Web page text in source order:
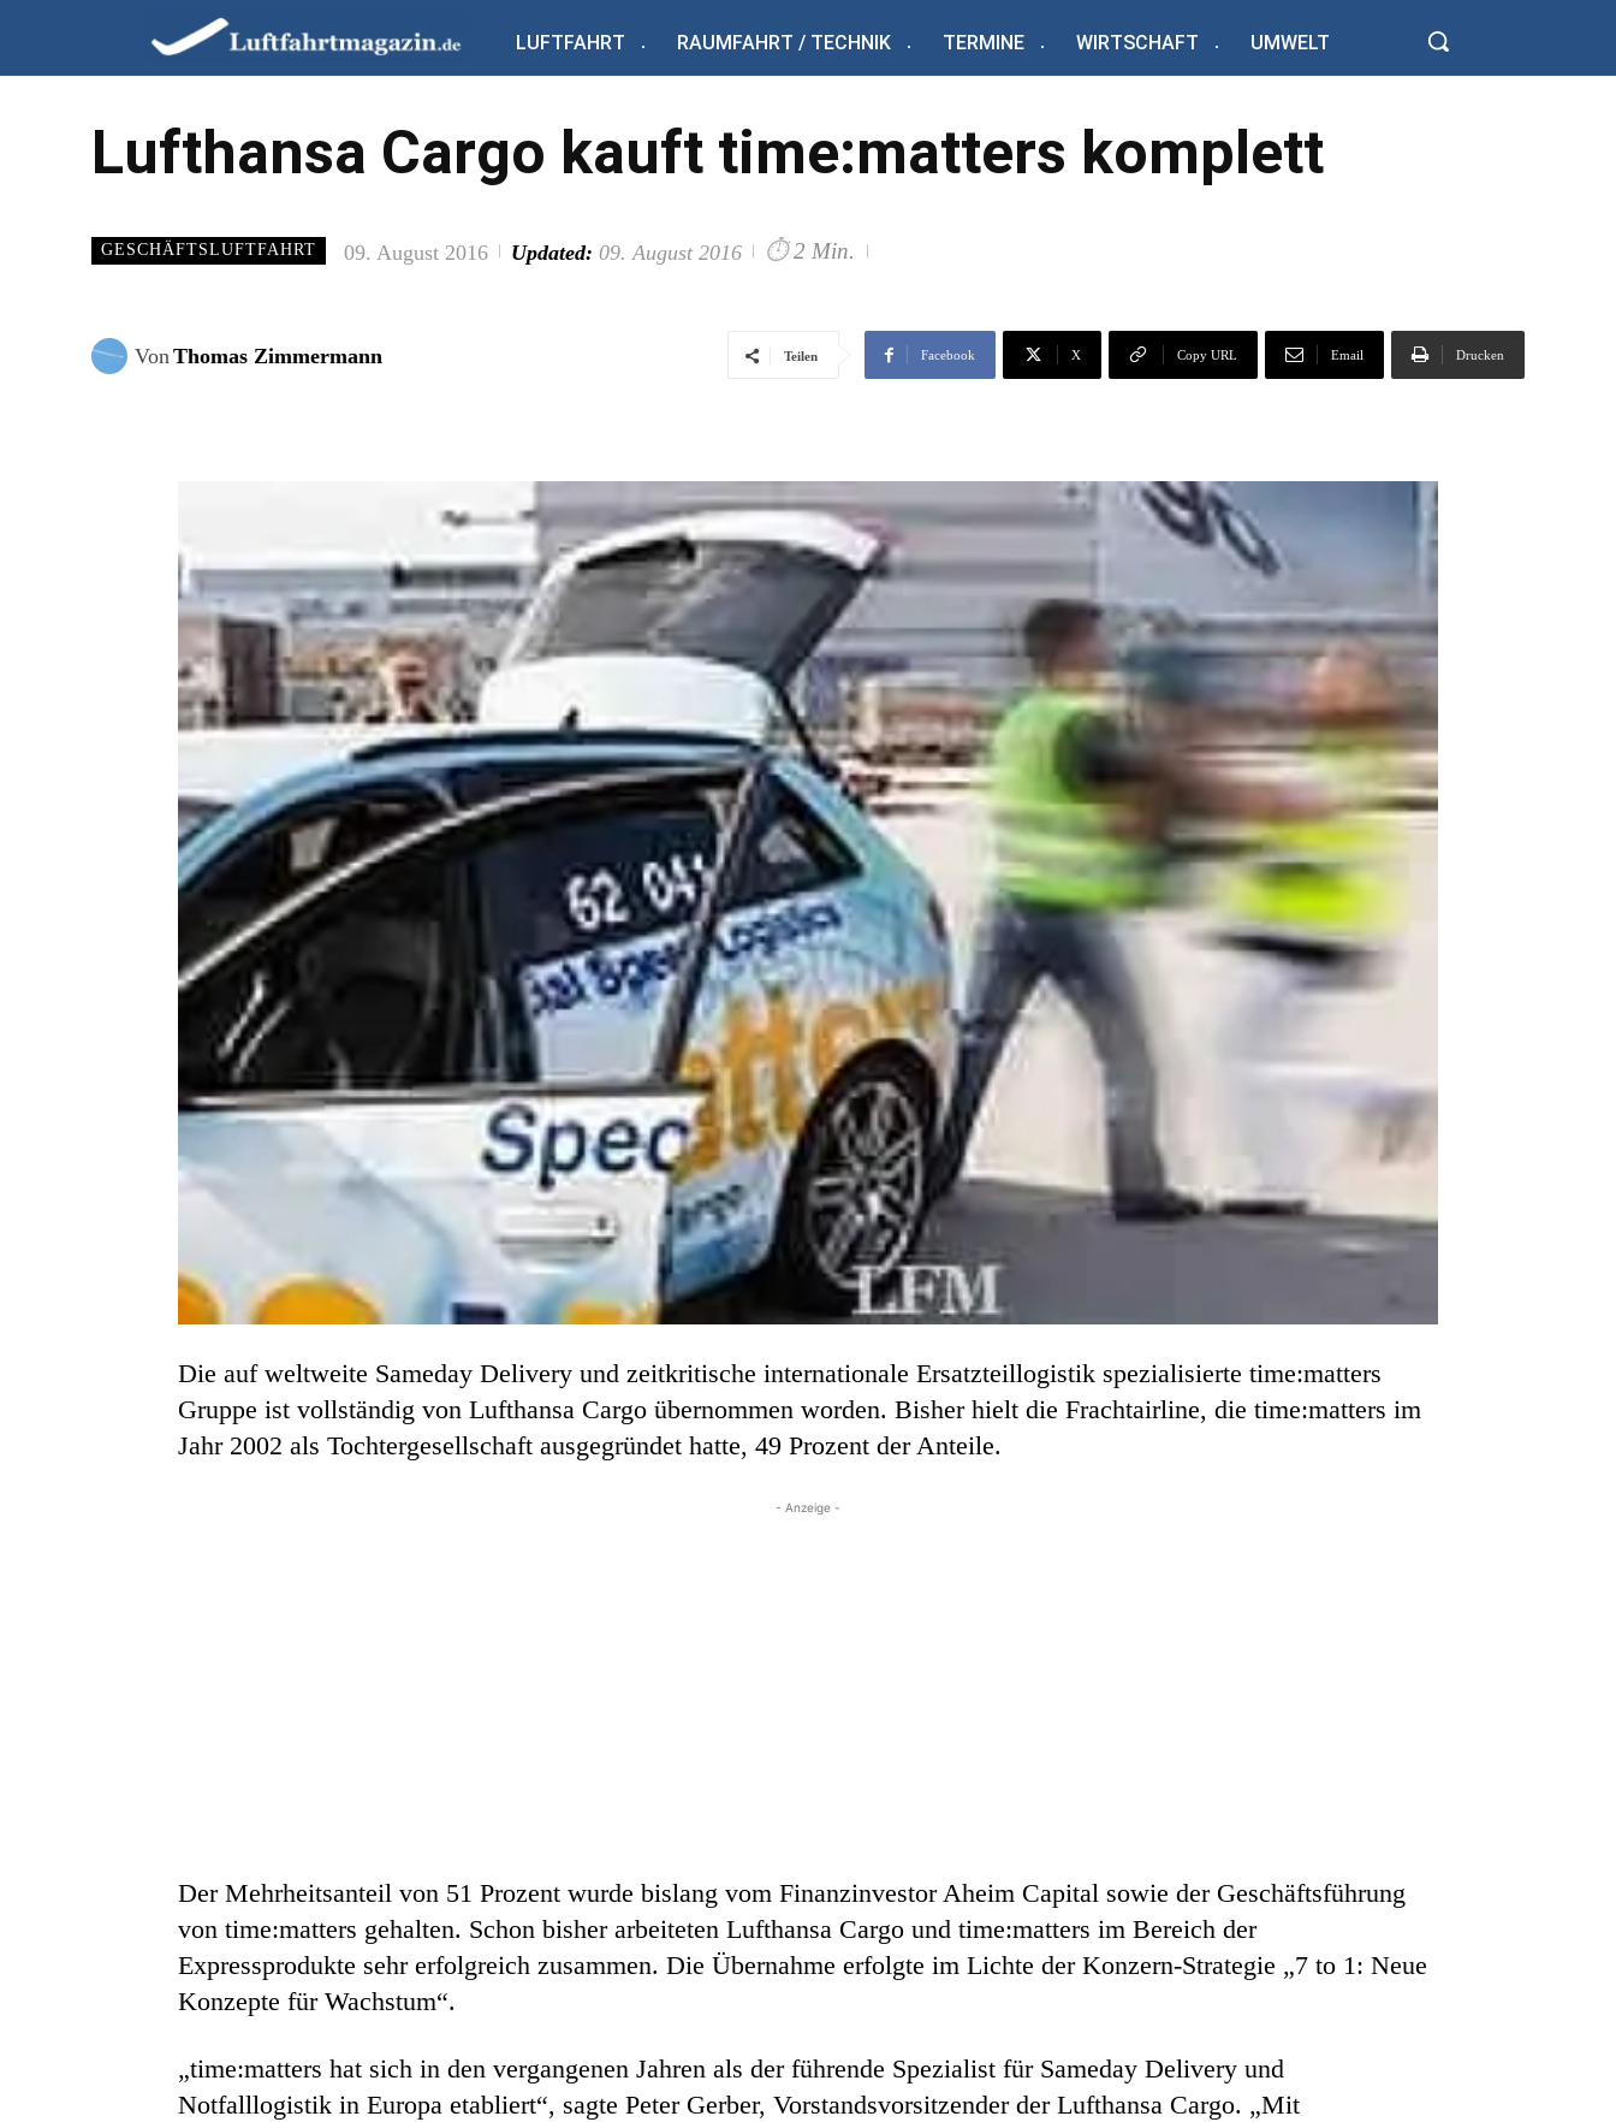
LUFTFAHRT RAUMFAHRT / TECHNIK TERMINE WIRTSCHAFT UMWELT
Lufthansa Cargo kauft time:matters komplett
GESCHÄFTSLUFTFAHRT 09. August 2016 Updated: 09. August 2016 ⏱ 2 Min.
VonThomas Zimmermann Teilen Facebook X Copy URL Email Drucken
Die auf weltweite Sameday Delivery und zeitkritische internationale Ersatzteillogistik spezialisierte time:matters
Gruppe ist vollständig von Lufthansa Cargo übernommen worden. Bisher hielt die Frachtairline, die time:matters im
Jahr 2002 als Tochtergesellschaft ausgegründet hatte, 49 Prozent der Anteile.
- Anzeige -
Der Mehrheitsanteil von 51 Prozent wurde bislang vom Finanzinvestor Aheim Capital sowie der Geschäftsführung
von time:matters gehalten. Schon bisher arbeiteten Lufthansa Cargo und time:matters im Bereich der
Expressprodukte sehr erfolgreich zusammen. Die Übernahme erfolgte im Lichte der Konzern-Strategie „7 to 1: Neue
Konzepte für Wachstum“.
„time:matters hat sich in den vergangenen Jahren als der führende Spezialist für Sameday Delivery und
Notfalllogistik in Europa etabliert“, sagte Peter Gerber, Vorstandsvorsitzender der Lufthansa Cargo. „Mit